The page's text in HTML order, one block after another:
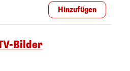
Hinzufügen
Bilder